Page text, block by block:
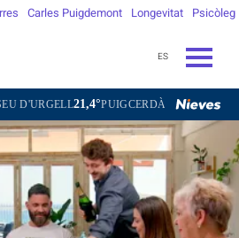
Carles Puigdemont Longevitat Psicòleg
ES
PUIGCERDÀ20,3°FIGUERES31,0°GANDESA